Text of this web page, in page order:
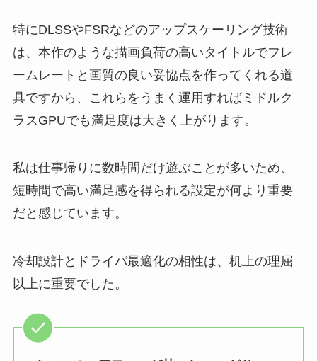
特にDLSSやFSRなどのアップスケーリング技術
は、本作のような描画負荷の高いタイトルでフレ
ームレートと画質の良い妥協点を作ってくれる道
具ですから、これらをうまく運用すればミドルク
ラスGPUでも満足度は大きく上がります。
私は仕事帰りに数時間だけ遊ぶことが多いため、
短時間で高い満足感を得られる設定が何より重要
だと感じています。
冷却設計とドライバ最適化の相性は、机上の理屈
以上に重要でした。